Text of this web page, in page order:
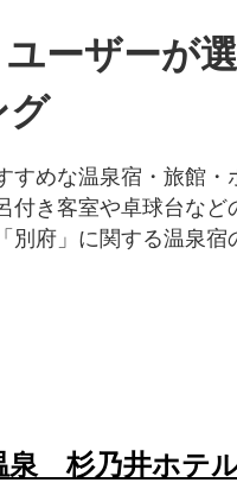
ーザーが
グ
すめな温泉宿・旅館
付き客室や卓球台な
別府」に関する温泉宿
泉 杉乃井ホテ